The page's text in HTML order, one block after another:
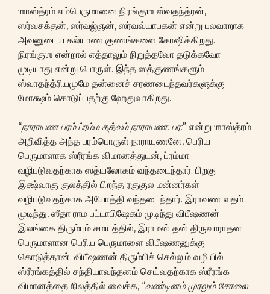
ஶாஸ்த்ரம் எம்பெருமானை நிரங்குஶ ஸ்வதந்த்ரன்,
ஸர்வசக்தன், ஸர்வஜ்ஞன், ஸர்வவ்யாபகன் என்று பலவாறாக
அவனுடைய கல்யாண குணங்களை கோஷிக்கிறது.
நிரங்குஶ என்றால் எத்தாலும் நிறுத்தவோ தடுக்கவோ
முடியாது என்று பொருள். இந்த ஸத்குணங்களும்
ஸ்வாதந்த்ரியமுமே தன்னைச் சரணடைந்தவர்களுக்கு
மோக்ஷம் கொடுப்பதற்கு ஹேதுவாகிறது.
“நாராயண பரம் ப்ரம்ம தத்வம் நாராயண: பர:” என்று ஶாஸ்த்ரம்
அறிவித்த அந்த பரம்பொருள் நாராயணனே, பெரிய
பெருமாளாக ஸ்ரீரங்க விமானத்துடன், ப்ரம்மா
வழிபடுவதற்காக ஸத்யலோகம் வந்தடைந்தார். பிறகு
இக்ஷ்வாகு குலத்தில் பிறந்த ரகுகுல மன்னர்கள்
வழிபடுவதற்காக அயோத்தி வந்தடைந்தார். இராவண வதம்
முடிந்து, ஸீதா ராம பட்டாபிஷேகம் முடிந்து விபீஷணன்
இலங்கை திரும்பும் சமயத்தில், இராமன் தன் திருவாராதன
பெருமாளான பெரிய பெருமாளை விபீஷணனுக்கு
கொடுத்தான். விபீஷணன் திரும்பிச் செல்லும் வழியில்
ஸ்ரீரங்கத்தில் சந்தியாவந்தனம் செய்வதற்காக ஸ்ரீரங்க
விமானத்தை நிலத்தில் வைக்க, “வண்டினம் முரலும் சோலை